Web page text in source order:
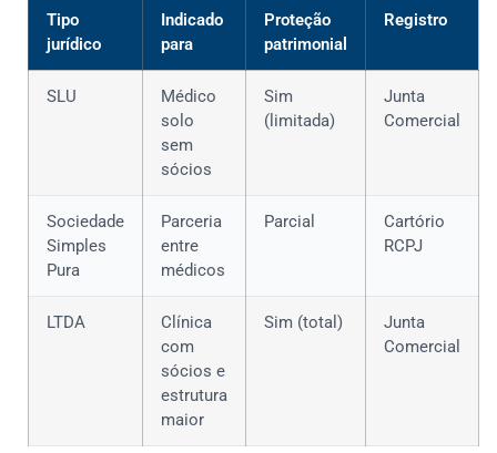
Tipo
jurídico
Indicado
para
Proteção
patrimonial
Registro
SLU
Médico
solo
sem
sócios
Sim
(limitada)
Junta
Comercial
Sociedade
Simples
Pura
Parceria
entre
médicos
Parcial
Cartório
RCPJ
LTDA
Clínica
com
sócios e
estrutura
maior
Sim (total)
Junta
Comercial